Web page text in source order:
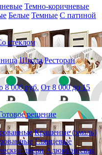
Темно-коричневые
Белые Темные С патиной
стеклом
Школа Ресторан
8 000 руб. От 8 000 до 15
решение
Крашеные (эмаль)
Глянцевые
двери Алюминиевая